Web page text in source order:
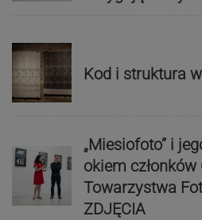
Kod i struktura
„Miesiofoto” i
okiem
Towarzystwa
ZDJĘCIA